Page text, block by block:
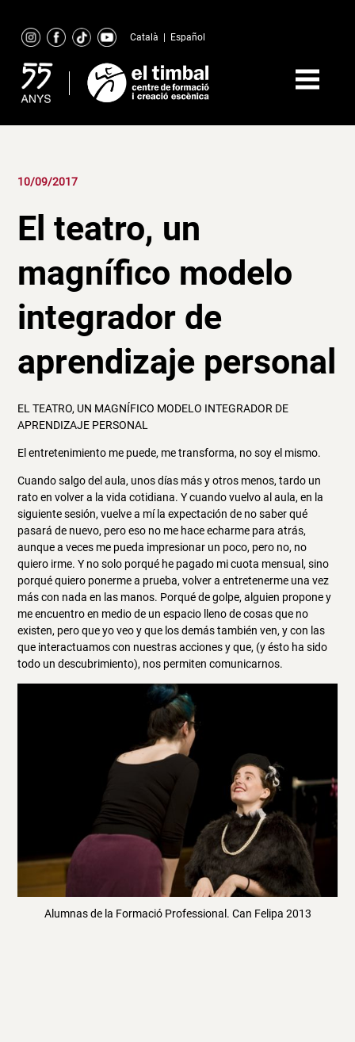
content
Català Español
10/09/2017
El teatro, un
magnífico modelo
integrador de
aprendizaje personal
EL TEATRO, UN MAGNÍFICO MODELO INTEGRADOR DE
APRENDIZAJE PERSONAL
El entretenimiento me puede, me transforma, no soy el mismo.
Cuando salgo del aula, unos días más y otros menos, tardo un
rato en volver a la vida cotidiana. Y cuando vuelvo al aula, en la
siguiente sesión, vuelve a mí la expectación de no saber qué
pasará de nuevo, pero eso no me hace echarme para atrás,
aunque a veces me pueda impresionar un poco, pero no, no
quiero irme. Y no solo porqué he pagado mi cuota mensual, sino
porqué quiero ponerme a prueba, volver a entretenerme una vez
más con nada en las manos. Porqué de golpe, alguien propone y
me encuentro en medio de un espacio lleno de cosas que no
existen, pero que yo veo y que los demás también ven, y con las
que interactuamos con nuestras acciones y que, (y ésto ha sido
todo un descubrimiento), nos permiten comunicarnos.
Alumnas de la Formació Professional. Can Felipa 2013